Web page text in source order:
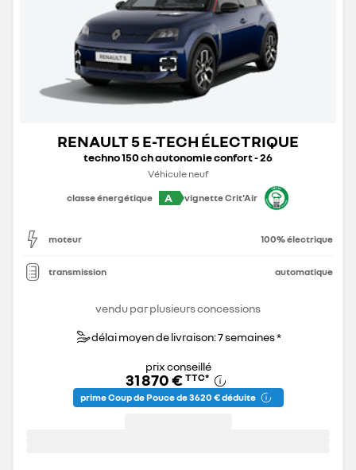
RENAULT 5 E-TECH ÉLECTRIQUE
techno 150 ch autonomie confort - 26
Véhicule neuf
classe énergétique
A vignette Crit'Air
moteur 100% électrique
transmission automatique
vendu par plusieurs concessions
délai moyen de livraison: 7 semaines *
prix conseillé
31 870 € TTC*
prime Coup de Pouce de 3 620 € déduite